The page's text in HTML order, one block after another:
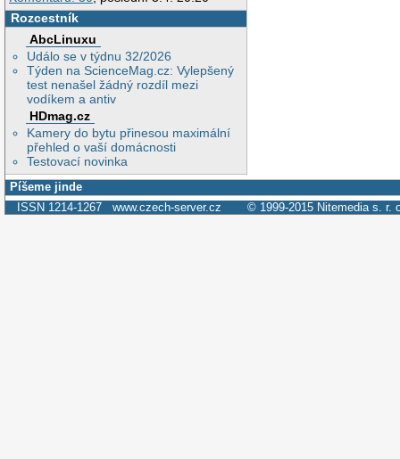
Rozcestník
AbcLinuxu
Událo se v týdnu 32/2026
Týden na ScienceMag.cz: Vylepšený
test nenašel žádný rozdíl mezi
vodíkem a antiv
HDmag.cz
Kamery do bytu přinesou maximální
přehled o vaší domácnosti
Testovací novinka
Píšeme jinde
ISSN 1214-1267 www.czech-server.cz © 1999-2015 Nitemedia s. r.